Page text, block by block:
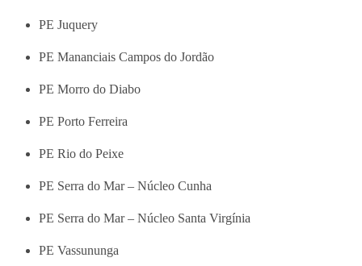
PE Juquery
PE Mananciais Campos do Jordão
PE Morro do Diabo
PE Porto Ferreira
PE Rio do Peixe
PE Serra do Mar – Núcleo Cunha
PE Serra do Mar – Núcleo Santa Virgínia
PE Vassununga